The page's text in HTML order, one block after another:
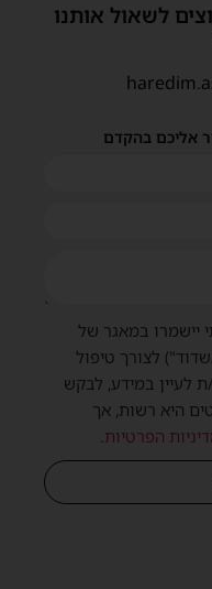
לשאול אותנו
אליכם בהקדם
יישמרו במאגר של
לצורך טיפול
ת לעיין במידע, לבקש
היא רשות, אך
הפרטיות.